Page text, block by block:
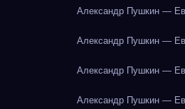
Александр Пушкин —
Александр Пушкин —
Александр Пушкин —
Александр Пушкин —